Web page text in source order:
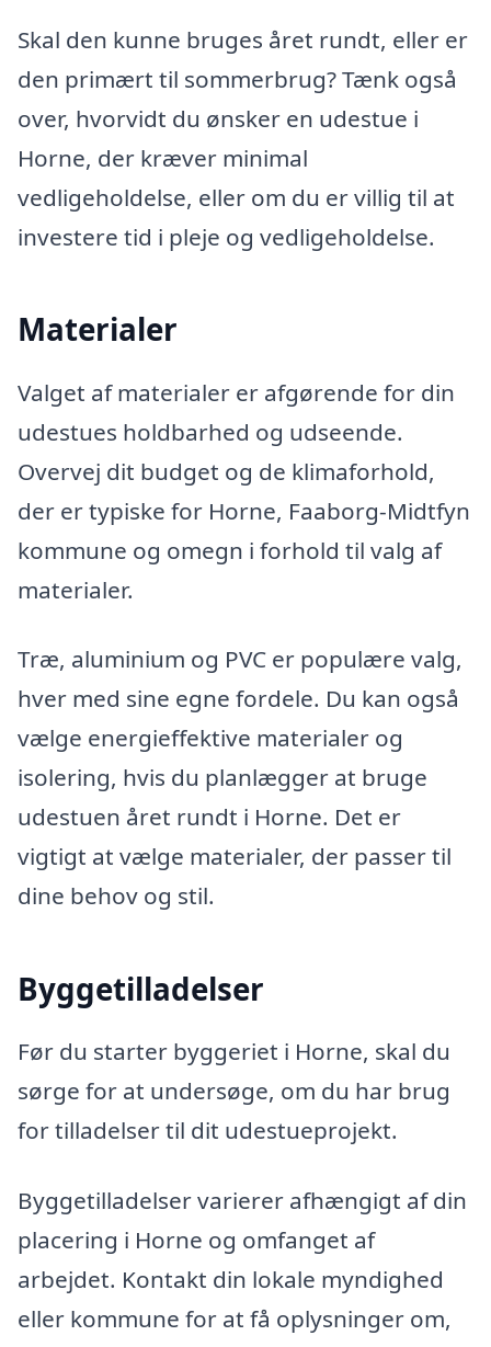
Skal den kunne bruges året rundt, eller er
den primært til sommerbrug? Tænk også
over, hvorvidt du ønsker en udestue i
Horne, der kræver minimal
vedligeholdelse, eller om du er villig til at
investere tid i pleje og vedligeholdelse.
Materialer
Valget af materialer er afgørende for din
udestues holdbarhed og udseende.
Overvej dit budget og de klimaforhold,
der er typiske for Horne, Faaborg-Midtfyn
kommune og omegn i forhold til valg af
materialer.
Træ, aluminium og PVC er populære valg,
hver med sine egne fordele. Du kan også
vælge energieffektive materialer og
isolering, hvis du planlægger at bruge
udestuen året rundt i Horne. Det er
vigtigt at vælge materialer, der passer til
dine behov og stil.
Byggetilladelser
Før du starter byggeriet i Horne, skal du
sørge for at undersøge, om du har brug
for tilladelser til dit udestueprojekt.
Byggetilladelser varierer afhængigt af din
placering i Horne og omfanget af
arbejdet. Kontakt din lokale myndighed
eller kommune for at få oplysninger om,